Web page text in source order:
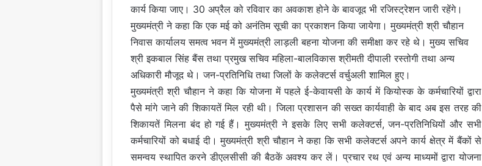
कार्य किया जाए। 30 अप्रैल को रविवार का अवकाश होने के बावजूद भी रजिस्ट्रेशन जारी रहेंगे।
मुख्यमंत्री ने कहा कि एक मई को अनंतिम सूची का प्रकाशन किया जायेगा। मुख्यमंत्री श्री चौहान
निवास कार्यालय समत्व भवन में मुख्यमंत्री लाड़ली बहना योजना की समीक्षा कर रहे थे। मुख्य सचिव
श्री इकबाल सिंह बैंस तथा प्रमुख सचिव महिला-बाल‍विकास श्रीमती दीपाली रस्तोगी तथा अन्य
अधिकारी मौजूद थे। जन-प्रतिनिधि तथा जिलों के कलेक्टर्स वर्चुअली शामिल हुए।
मुख्यमंत्री श्री चौहान ने कहा कि योजना में पहले ई-केवायसी के कार्य में कियोस्क के कर्मचारियों द्वारा
पैसे मांगे जाने की शिकायतें मिल रही थी। जिला प्रशासन की सख्त कार्यवाही के बाद अब इस तरह की
शिकायतें मिलना बंद हो गई हैं। मुख्यमंत्री ने इसके लिए सभी कलेक्टर्स, जन-प्रतिनिधियों और सभी
कर्मचारियों को बधाई दी। मुख्यमंत्री श्री चौहान ने कहा कि सभी कलेक्टर्स अपने कार्य क्षेत्र में बैंकों से
समन्वय स्थापित करने डीएलसीसी की बैठकें अवश्य कर लें। प्रचार रथ एवं अन्य माध्यमों द्वारा योजना